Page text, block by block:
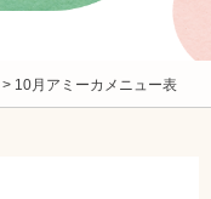
> 10月アミーカメニュー表